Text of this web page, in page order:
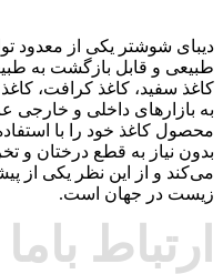
طبیعی و قابل بازگشت به
کاغذ سفید، کاغذ کرافت،
به بازارهای داخلی و خارجی
محصول کاغذ خود را با
بدون نیاز به قطع درختان و
می‌کند و از این نظر یکی از
زیست در جهان است.
ارتباط باما